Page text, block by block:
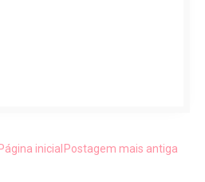
Postagem mais antiga
inicial